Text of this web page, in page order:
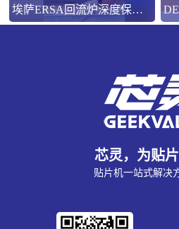
埃萨ERSA回流炉深度保养，到底要做哪些工作？
芯灵，为贴
贴片机一站式解决